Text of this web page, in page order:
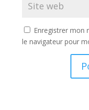
Enregistrer mon
le navigateur pour